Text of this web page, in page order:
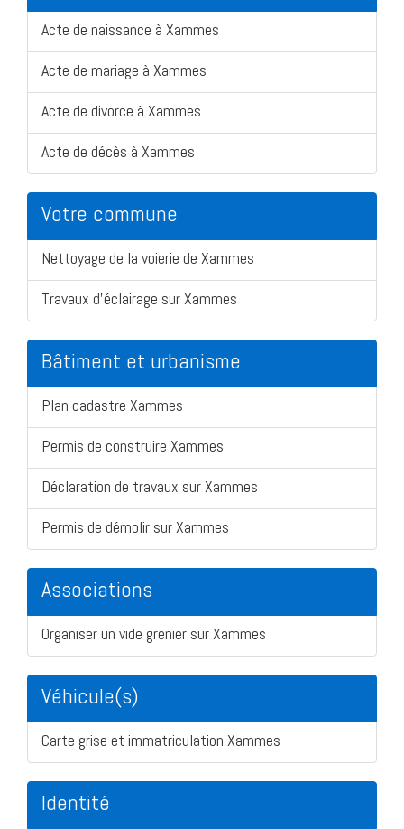
Acte de naissance à Xammes
Acte de mariage à Xammes
Acte de divorce à Xammes
Acte de décès à Xammes
Votre commune
Nettoyage de la voierie de Xammes
Travaux d'éclairage sur Xammes
Bâtiment et urbanisme
Plan cadastre Xammes
Permis de construire Xammes
Déclaration de travaux sur Xammes
Permis de démolir sur Xammes
Associations
Organiser un vide grenier sur Xammes
Véhicule(s)
Carte grise et immatriculation Xammes
Identité